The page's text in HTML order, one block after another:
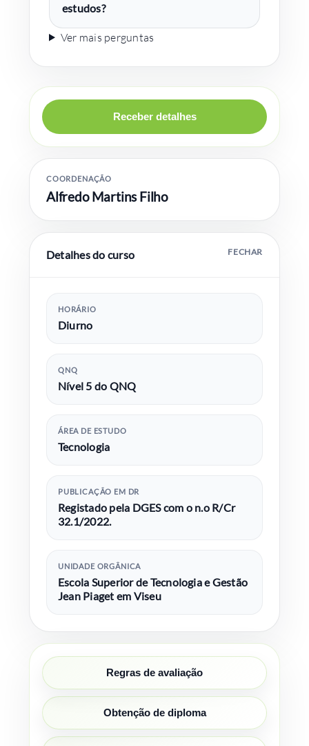
estudos?
Ver mais perguntas
Receber detalhes
COORDENAÇÃO
Alfredo Martins Filho
Detalhes do curso
HORÁRIO
Diurno
QNQ
Nível 5 do QNQ
ÁREA DE ESTUDO
Tecnologia
PUBLICAÇÃO EM DR
Registado pela DGES com o n.o R/Cr
32.1/2022.
UNIDADE ORGÂNICA
Escola Superior de Tecnologia e Gestão
Jean Piaget em Viseu
Regras de avaliação
Obtenção de diploma